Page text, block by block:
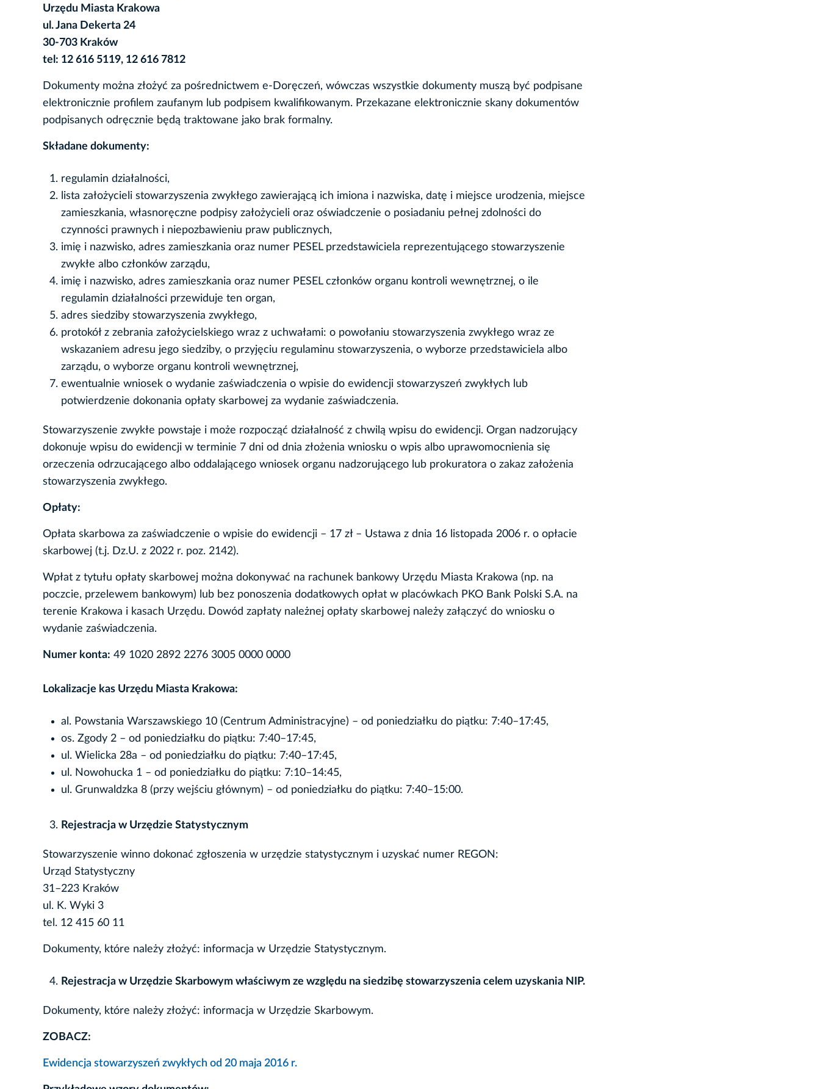
Urzędu Miasta Krakowa
ul. Jana Dekerta 24
30-703 Kraków
tel: 12 616 5119, 12 616 7812
Dokumenty można złożyć za pośrednictwem e-Doręczeń, wówczas wszystkie dokumenty muszą być podpisane
elektronicznie profilem zaufanym lub podpisem kwalifikowanym. Przekazane elektronicznie skany dokumentów
podpisanych odręcznie będą traktowane jako brak formalny.
Składane dokumenty:
regulamin działalności,
lista założycieli stowarzyszenia zwykłego zawierającą ich imiona i nazwiska, datę i miejsce urodzenia, miejsce
zamieszkania, własnoręczne podpisy założycieli oraz oświadczenie o posiadaniu pełnej zdolności do
czynności prawnych i niepozbawieniu praw publicznych,
imię i nazwisko, adres zamieszkania oraz numer PESEL przedstawiciela reprezentującego stowarzyszenie
zwykłe albo członków zarządu,
imię i nazwisko, adres zamieszkania oraz numer PESEL członków organu kontroli wewnętrznej, o ile
regulamin działalności przewiduje ten organ,
adres siedziby stowarzyszenia zwykłego,
protokół z zebrania założycielskiego wraz z uchwałami: o powołaniu stowarzyszenia zwykłego wraz ze
wskazaniem adresu jego siedziby, o przyjęciu regulaminu stowarzyszenia, o wyborze przedstawiciela albo
zarządu, o wyborze organu kontroli wewnętrznej,
ewentualnie wniosek o wydanie zaświadczenia o wpisie do ewidencji stowarzyszeń zwykłych lub
potwierdzenie dokonania opłaty skarbowej za wydanie zaświadczenia.
Stowarzyszenie zwykłe powstaje i może rozpocząć działalność z chwilą wpisu do ewidencji. Organ nadzorujący
dokonuje wpisu do ewidencji w terminie 7 dni od dnia złożenia wniosku o wpis albo uprawomocnienia się
orzeczenia odrzucającego albo oddalającego wniosek organu nadzorującego lub prokuratora o zakaz założenia
stowarzyszenia zwykłego.
Opłaty:
Opłata skarbowa za zaświadczenie o wpisie do ewidencji – 17 zł – Ustawa z dnia 16 listopada 2006 r. o opłacie
skarbowej (t.j. Dz.U. z 2022 r. poz. 2142).
Wpłat z tytułu opłaty skarbowej można dokonywać na rachunek bankowy Urzędu Miasta Krakowa (np. na
poczcie, przelewem bankowym) lub bez ponoszenia dodatkowych opłat w placówkach PKO Bank Polski S.A. na
terenie Krakowa i kasach Urzędu. Dowód zapłaty należnej opłaty skarbowej należy załączyć do wniosku o
wydanie zaświadczenia.
Numer konta: 49 1020 2892 2276 3005 0000 0000
Lokalizacje kas Urzędu Miasta Krakowa:
al. Powstania Warszawskiego 10 (Centrum Administracyjne) – od poniedziałku do piątku: 7:40–17:45,
os. Zgody 2 – od poniedziałku do piątku: 7:40–17:45,
ul. Wielicka 28a – od poniedziałku do piątku: 7:40–17:45,
ul. Nowohucka 1 – od poniedziałku do piątku: 7:10–14:45,
ul. Grunwaldzka 8 (przy wejściu głównym) – od poniedziałku do piątku: 7:40–15:00.
Rejestracja w Urzędzie Statystycznym
Stowarzyszenie winno dokonać zgłoszenia w urzędzie statystycznym i uzyskać numer REGON:
Urząd Statystyczny
31–223 Kraków
ul. K. Wyki 3
tel. 12 415 60 11
Dokumenty, które należy złożyć: informacja w Urzędzie Statystycznym.
Rejestracja w Urzędzie Skarbowym właściwym ze względu na siedzibę stowarzyszenia celem uzyskania NIP.
Dokumenty, które należy złożyć: informacja w Urzędzie Skarbowym.
ZOBACZ:
Ewidencja stowarzyszeń zwykłych od 20 maja 2016 r.